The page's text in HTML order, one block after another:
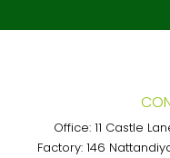
Office: 11 Castle
Factory: 146